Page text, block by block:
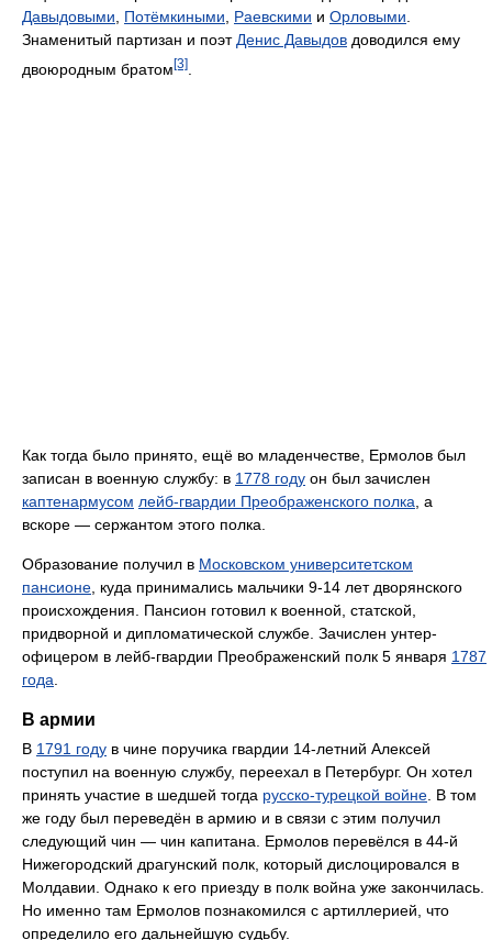
Давыдовыми, Потёмкиными, Раевскими и Орловыми.
Знаменитый партизан и поэтДенис Давыдов доводился ему
двоюродным братом [3]
Как тогда было принято, ещё во младенчестве, Ермолов был
записан в военную службу: в 1778 году он был зачислен
каптенармусом лейб-гвардии Преображенского полка , а
вскоре — сержантом этого полка.
Образование получил в Московском университетском
пансионе , куда принимались мальчики 9-14 лет дворянского
происхождения. Пансион готовил к военной, статской,
придворной и дипломатической службе. Зачислен унтер-
офицером в лейб-гвардии Преображенский полк 5 января 1787
года
В армии
В 1791 году в чине поручика гвардии 14-летний Алексей
поступил на военную службу, переехал в Петербург. Он хотел
принять участие в шедшей тогда русско-турецкой войне . В том
же году был переведён в армию и в связи с этим получил
следующий чин — чин капитана. Ермолов перевёлся в 44-й
Нижегородский драгунский полк, который дислоцировался в
Молдавии. Однако к его приезду в полк война уже закончилась.
Но именно там Ермолов познакомился с артиллерией, что
определило его дальнейшую судьбу.